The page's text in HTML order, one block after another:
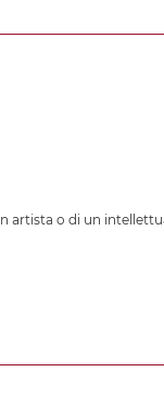
artista o di un